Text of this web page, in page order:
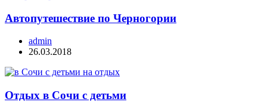
Автопутешествие по Черногории
admin
26.03.2018
Отдых в Сочи с детьми